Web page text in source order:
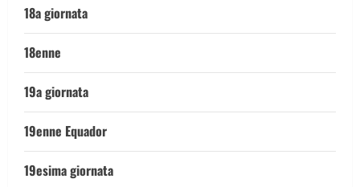
18a giornata
18enne
19a giornata
19enne Equador
19esima giornata